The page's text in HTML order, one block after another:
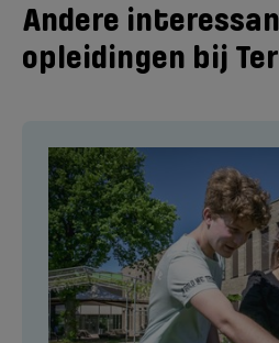
Andere
opleidingen bij